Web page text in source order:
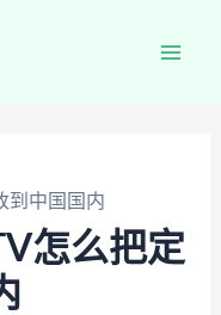
到中国国内
怎么把定